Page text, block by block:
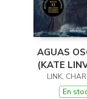
AGUAS
(KATE
CALEB
LINK,
En